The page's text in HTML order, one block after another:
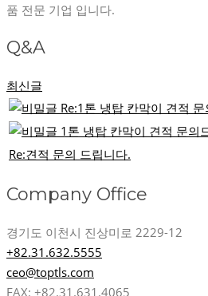
품 전문 기업 입니다.
Q&A
최신글
Re:1톤 냉탑 칸막이 견적
1톤 냉탑 칸막이 견적 문의
Re:견적 문의 드립니다.
Company Office
경기도 이천시 진상미로 2229-12
+82.31.632.5555
ceo@toptls.com
FAX: +82.31.631.4065